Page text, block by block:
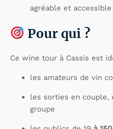
agréable et accessible
Pour qui ?
Ce wine tour à Cassis est
les amateurs de vin
les sorties en couple,
groupe